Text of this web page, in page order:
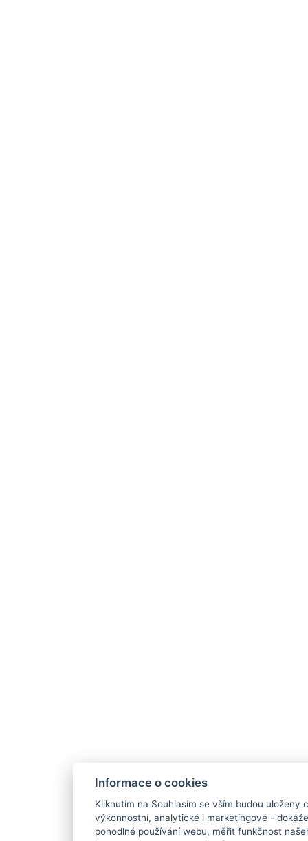
Informace o cookies
Kliknutím na Souhlasím se vším budou uloženy
výkonnostní, analytické i marketingové -
pohodlné používání webu, měřit funkčnost